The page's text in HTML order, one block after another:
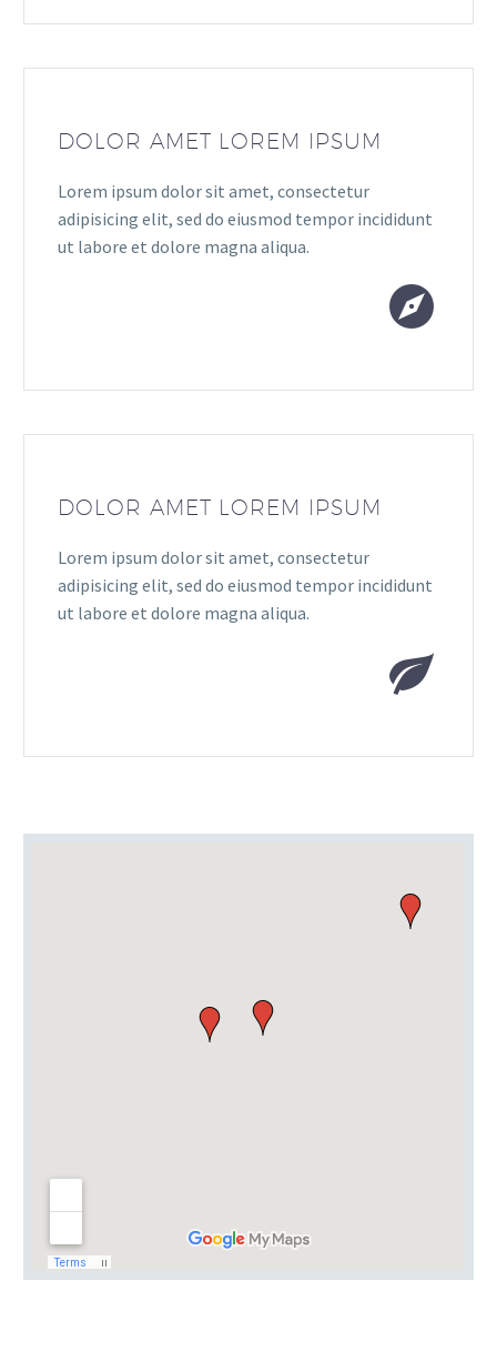
DOLOR AMET LOREM IPSUM
Lorem ipsum dolor sit amet, consectetur
adipisicing elit, sed do eiusmod tempor incididunt
ut labore et dolore magna aliqua.


DOLOR AMET LOREM IPSUM
Lorem ipsum dolor sit amet, consectetur
adipisicing elit, sed do eiusmod tempor incididunt
ut labore et dolore magna aliqua.

